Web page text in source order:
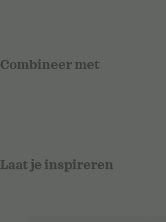
Combineer met
Laat je inspireren